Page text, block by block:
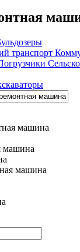
транспорт
машина
машина
машина